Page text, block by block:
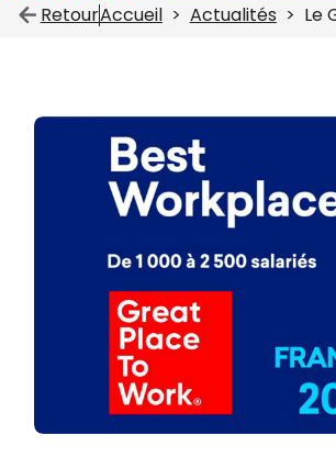
RetourAccueil Actualités